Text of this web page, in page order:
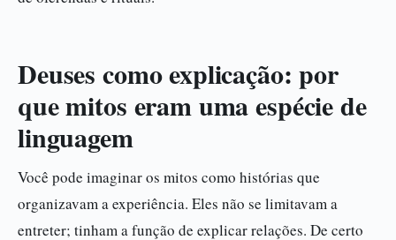
Deuses como explicação: por
que mitos eram uma espécie de
linguagem
Você pode imaginar os mitos como histórias que
organizavam a experiência. Eles não se limitavam a
entreter; tinham a função de explicar relações. De certo